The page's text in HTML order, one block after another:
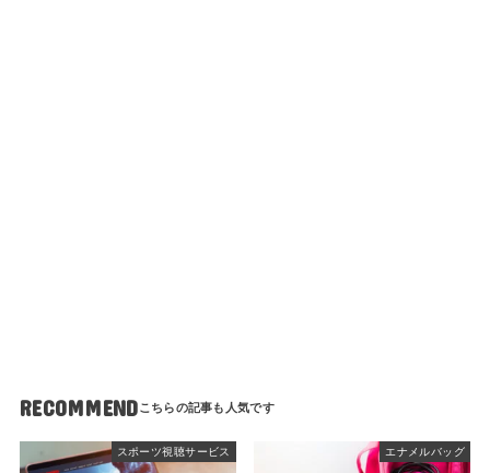
RECOMMEND
スポーツ視聴サービス エナメルバッグ